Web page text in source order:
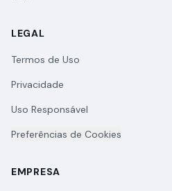
LEGAL
Termos de Uso
Privacidade
Uso Responsável
Preferências de Cookies
EMPRESA